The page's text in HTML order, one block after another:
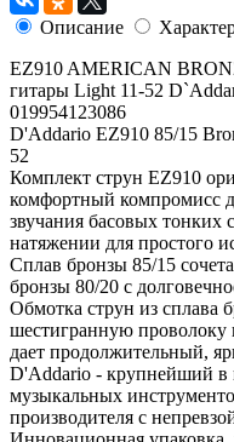
Описание
EZ910 AMERICAN
гитары Light 11-52
019954123086
D'Addario EZ910 85/15
52
Комплект струн EZ910
комфортный компромисс
звучания басовых
натяжении для простого
Сплав бронзы 85/15
бронзы 80/20 с
Обмотка струн из сплава
шестигранную проволоку
дает продолжительный,
D'Addario - крупнейший в
музыкальных
производителя с